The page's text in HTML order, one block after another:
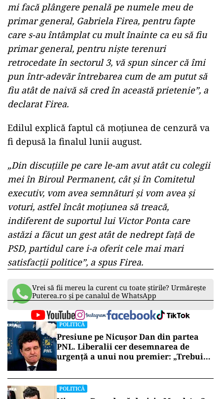
mi facă plângere penală pe numele meu de
primar general, Gabriela Firea, pentru fapte
care s-au întâmplat cu mult înainte ca eu să fiu
primar general, pentru nişte terenuri
retrocedate în sectorul 3, vă spun sincer că îmi
pun într-adevăr întrebarea cum de am putut să
fiu atât de naivă să cred în această prietenie”, a
declarat Firea.
Edilul explică faptul că moţiunea de cenzură va
fi depusă la finalul lunii august.
„Din discuţiile pe care le-am avut atât cu colegii
mei în Biroul Permanent, cât şi în Comitetul
executiv, vom avea semnături şi vom avea şi
voturi, astfel încât moţiunea să treacă,
indiferent de suportul lui Victor Ponta care
astăzi a făcut un gest atât de nedrept faţă de
PSD, partidul care i-a oferit cele mai mari
satisfacţii politice”, a spus Firea.
Vrei să fii mereu la curent cu toate știrile? Urmărește
Puterea.ro și pe canalul de WhatsApp
POLITICĂ
Presiune pe Nicușor Dan din partea
PNL. Liberalii cer desemnarea de
urgență a unui nou premier: „Trebuie
POLITICĂ